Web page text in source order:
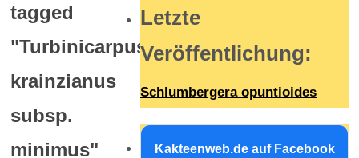
tagged
"Turbinicarpus
krainzianus
subsp.
minimus"
Letzte
Veröffentlichung:
Schlumbergera opuntioides
Kakteenweb.de auf Facebook